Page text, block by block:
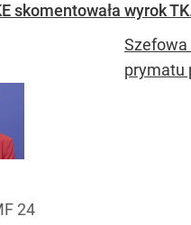
skomentowała wyrok
Szefowa
prymatu
24